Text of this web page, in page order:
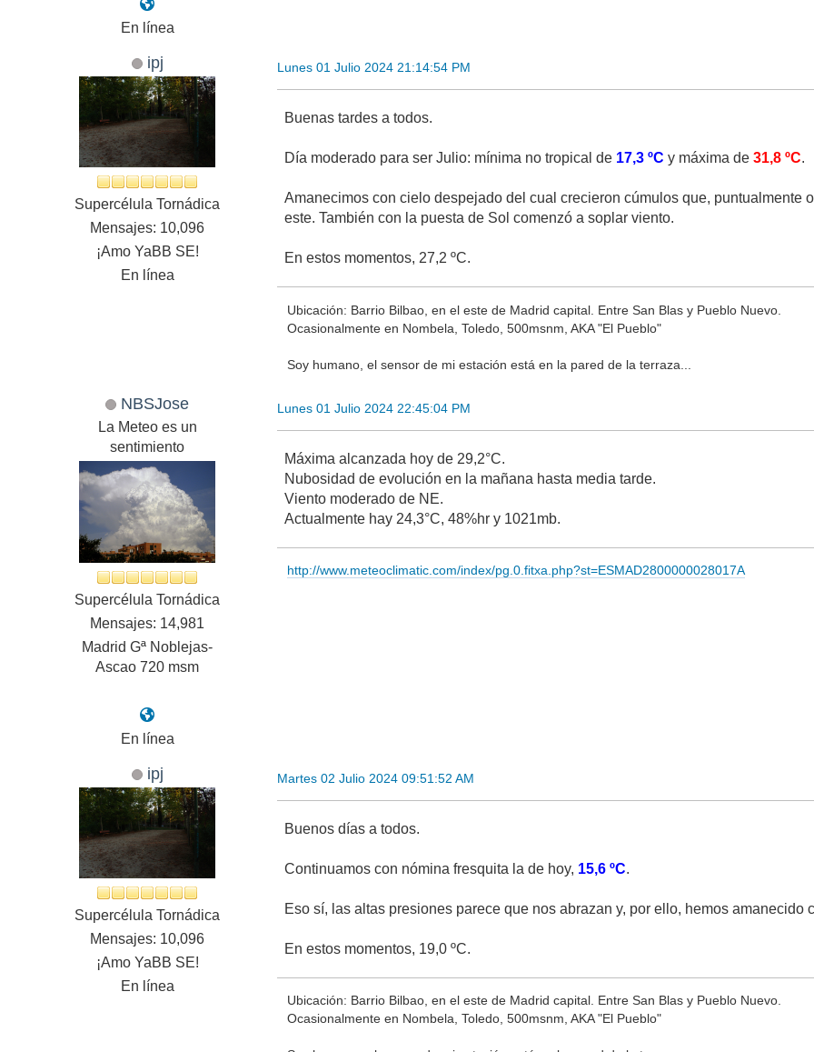
En línea
ipj
Supercélula Tornádica
Mensajes: 10,096
¡Amo YaBB SE!
En línea
Lunes 01 Julio 2024 21:14:54 PM
Buenas tardes a todos.
Día moderado para ser Julio: mínima no tropical de 17,3 ºC y máxima de31,8 ºC.
Amanecimos con cielo despejado del cual crecieron cúmulos que, puntualmente
este. También con la puesta de Sol comenzó a soplar viento.
En estos momentos, 27,2 ºC.
Ubicación: Barrio Bilbao, en el este de Madrid capital. Entre San Blas y Pueblo Nuevo.
Ocasionalmente en Nombela, Toledo, 500msnm, AKA "El Pueblo"
Soy humano, el sensor de mi estación está en la pared de la terraza...
NBSJose
La Meteo es un
sentimiento
Supercélula Tornádica
Mensajes: 14,981
Madrid Gª Noblejas-
Ascao 720 msm
En línea
Lunes 01 Julio 2024 22:45:04 PM
Máxima alcanzada hoy de 29,2°C.
Nubosidad de evolución en la mañana hasta media tarde.
Viento moderado de NE.
Actualmente hay 24,3°C, 48%hr y 1021mb.
http://www.meteoclimatic.com/index/pg.0.fitxa.php?st=ESMAD2800000028017A
ipj
Supercélula Tornádica
Mensajes: 10,096
¡Amo YaBB SE!
En línea
Martes 02 Julio 2024 09:51:52 AM
Buenos días a todos.
Continuamos con nómina fresquita la de hoy, 15,6 ºC.
Eso sí, las altas presiones parece que nos abrazan y, por ello, hemos
En estos momentos, 19,0 ºC.
Ubicación: Barrio Bilbao, en el este de Madrid capital. Entre San Blas y Pueblo Nuevo.
Ocasionalmente en Nombela, Toledo, 500msnm, AKA "El Pueblo"